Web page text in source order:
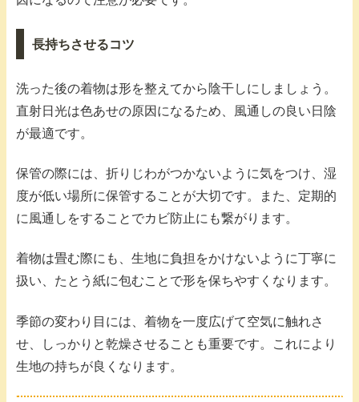
長持ちさせるコツ
洗った後の着物は形を整えてから陰干しにしましょう。
直射日光は色あせの原因になるため、風通しの良い日陰
が最適です。
保管の際には、折りじわがつかないように気をつけ、湿
度が低い場所に保管することが大切です。また、定期的
に風通しをすることでカビ防止にも繋がります。
着物は畳む際にも、生地に負担をかけないように丁寧に
扱い、たとう紙に包むことで形を保ちやすくなります。
季節の変わり目には、着物を一度広げて空気に触れさ
せ、しっかりと乾燥させることも重要です。これにより
生地の持ちが良くなります。